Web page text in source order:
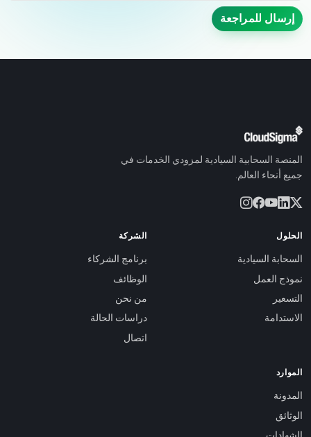
إرسال للمراجعة
المنصة السحابية السيادية لمزودي الخدمات في
جميع أنحاء العالم.
الحلول
السحابة السيادية
نموذج العمل
التسعير
الاستدامة
الشركة
برنامج الشركاء
الوظائف
من نحن
دراسات الحالة
اتصال
الموارد
المدونة
الوثائق